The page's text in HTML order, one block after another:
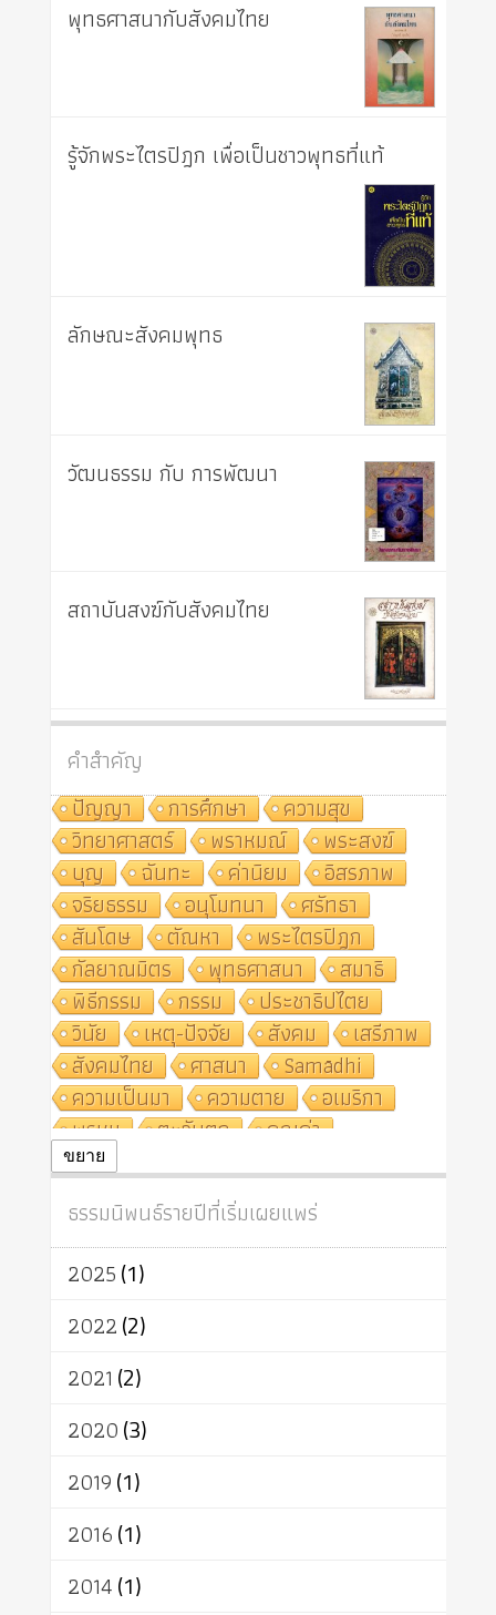
พุทธศาสนากับสังคมไทย
รู้จักพระไตรปิฎก เพื่อเป็นชาวพุทธที่แท้
ลักษณะสังคมพุทธ
วัฒนธรรม กับ การพัฒนา
สถาบันสงฆ์กับสังคมไทย
คำสำคัญ
ปัญญา
การศึกษา
ความสุข
วิทยาศาสตร์
พราหมณ์
พระสงฆ์
บุญ
ฉันทะ ค่านิยม
อิสรภาพ
จริยธรรม
อนุโมทนา
ศรัทธา
สันโดษ
ตัณหา
พระไตรปิฎก
กัลยาณมิตร
พุทธศาสนา
สมาธิ
พิธีกรรม
กรรม
ประชาธิปไตย
วินัย
เหตุ-ปัจจัย สังคม
เสรีภาพ
สังคมไทย
ศาสนา
Samādhi
ความเป็นมา
ความตาย
อเมริกา
พรหม
ตะวันตก
คุณค่า
ปฏิจจสมุปบาท
ศาสนาประจำชาติ
อินเดีย
ผู้บริโภค
ธรรมาธิปไตย
จักร
การแยกรัฐกับศาสนา
ธรรมชาติ
เทคโนโลยี
สิทธิ
พุทธบริษัท
อัตถะ
เทวดา
ขยาย
ธรรมนิพนธ์รายปีที่เริ่มเผยแพร่
2025(1)
2022(2)
2021 (2)
2020(3)
2019(1)
2016(1)
2014(1)